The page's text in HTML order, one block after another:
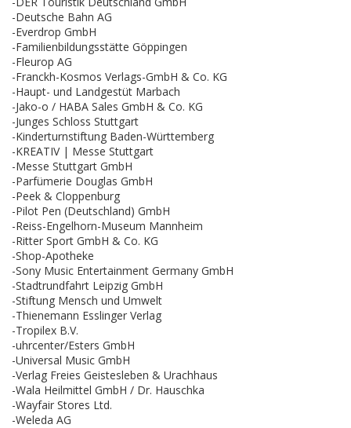
-Deutsche Bahn AG
-Everdrop GmbH
-Familienbildungsstätte Göppingen
-Fleurop AG
-Franckh-Kosmos Verlags-GmbH & Co. KG
-Haupt- und Landgestüt Marbach
-Jako-o / HABA Sales GmbH & Co. KG
-Junges Schloss Stuttgart
-Kinderturnstiftung Baden-Württemberg
-KREATIV | Messe Stuttgart
-Messe Stuttgart GmbH
-Parfümerie Douglas GmbH
-Peek & Cloppenburg
-Pilot Pen (Deutschland) GmbH
-Reiss-Engelhorn-Museum Mannheim
-Ritter Sport GmbH & Co. KG
-Shop-Apotheke
-Sony Music Entertainment Germany GmbH
-Stadtrundfahrt Leipzig GmbH
-Stiftung Mensch und Umwelt
-Thienemann Esslinger Verlag
-Tropilex B.V.
-uhrcenter/Esters GmbH
-Universal Music GmbH
-Verlag Freies Geistesleben & Urachhaus
-Wala Heilmittel GmbH / Dr. Hauschka
-Wayfair Stores Ltd.
-Weleda AG